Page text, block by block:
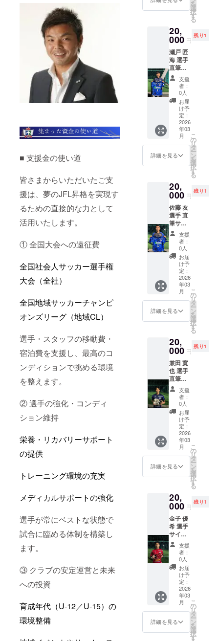
■ 支援金の使い道
皆さまからいただいたご支
援は、夢のJFL昇格を実現す
るための直接的な力として
活用いたします。
① 全国大会への遠征費
全国社会人サッカー選手権
大会（全社）
全国地域サッカーチャンピ
オンズリーグ（地域CL）
選手・スタッフの移動費・
宿泊費を支援し、最高のコ
ンディションで挑める環境
を整えます。
② 選手の強化・コンディ
ション維持
栄養・リカバリーサポート
の提供
トレーニング環境の充実
メディカルサポートの強化
選手が常にベストな状態で
試合に臨める体制を構築し
ます。
③ クラブの安定運営と未来
への投資
育成年代（U-12／U-15）の
環境整備
入りユ
ニホー
届けし
ます！
ここで
しか手
に入ら
ない特
別な一
枚で
す。 サ
インは
選手本
人が丁
寧に書
き上げ
ます。
を
選
択
す
る
20,
000 円
残り1
瀬戸 匠
海 選手
直筆サ
イン入
りユニ
ホーム
コース
十勝ス
カイ
アース
【瀬戸
選手】
の直筆
サイン
入りユ
ニホー
届けし
ます！
ここで
しか手
に入ら
ない特
別な一
枚で
す。 サ
インは
選手本
人が丁
寧に書
き上げ
ます。
支援
者：
0人
お届
け予
定：
2026
年03
月
詳細を見る
こ
の
リ
タ
ー
ン
を
選
択
す
る
20,
000 円
残り1
佐藤 友
選手 直
筆サイ
ン入り
ユニ
ホーム
コース
十勝ス
カイ
アース
【佐藤
選手】
の直筆
サイン
入りユ
ニホー
届けし
ます！
ここで
しか手
に入ら
ない特
別な一
枚で
す。 サ
インは
選手本
人が丁
寧に書
き上げ
ます。
支援
者：
0人
お届
け予
定：
2026
年03
月
詳細を見る
こ
の
リ
タ
ー
ン
を
選
択
す
る
20,
000 円
残り1
兼田 寛
也 選手
直筆サ
イン入
りスパ
イク
コース
十勝ス
カイ
アース
【兼田
選手】
の直筆
サイン
入りス
パイク
けしま
す！ こ
こでし
か手に
入らな
い特別
な一足
です。
サイン
は選手
本人が
丁寧に
書き上
げま
す。
支援
者：
0人
お届
け予
定：
2026
年03
月
詳細を見る
こ
の
リ
タ
ー
ン
を
選
択
す
る
20,
000 円
残り1
金子 優
希 選手
サイン
入りス
パイク
コース
十勝ス
カイ
アース
【金子
選手】
の直筆
サイン
入りス
パイク
をお届
支援
者：
0人
お届
け予
定：
2026
年03
月
詳細を見る
こ
の
リ
タ
ー
ン
を
選
択
す